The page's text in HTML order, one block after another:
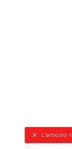
L'articolo